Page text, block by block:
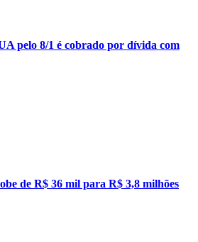
pelo 8/1 é cobrado por dívida com
de R$ 36 mil para R$ 3,8 milhões